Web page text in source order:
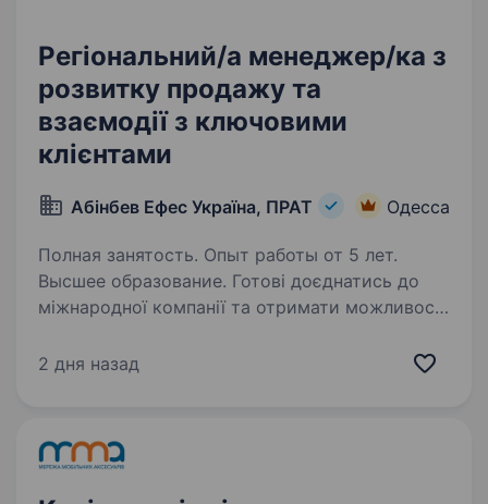
Регіональний/а менеджер/ка з
розвитку продажу та
взаємодії з ключовими
клієнтами
Абінбев Ефес Україна, ПРАТ Одесса
Полная занятость. Опыт работы от 5 лет.
Высшее образование. Готові доєднатись до
міжнародної компанії та отримати можливості
Ви отримаєте наставництво від працівників
2 дня назад